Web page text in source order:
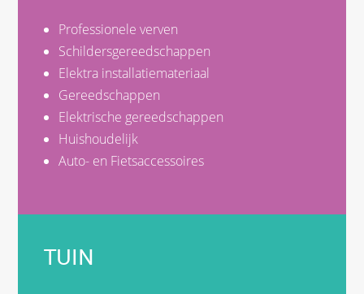
Professionele verven
Schildersgereedschappen
Elektra installatiemateriaal
Gereedschappen
Elektrische gereedschappen
Huishoudelijk
Auto- en Fietsaccessoires
TUIN